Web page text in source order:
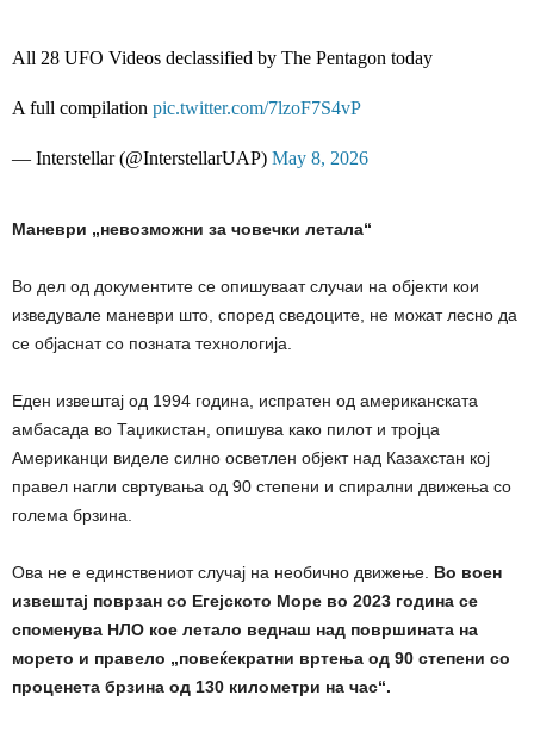
All 28 UFO Videos declassified by The Pentagon today
A full compilation pic.twitter.com/7lzoF7S4vP
— Interstellar (@InterstellarUAP) May 8, 2026
Маневри „невозможни за човечки летала“
Во дел од документите се опишуваат случаи на објекти кои
изведувале маневри што, според сведоците, не можат лесно да
се објаснат со позната технологија.
Еден извештај од 1994 година, испратен од американската
амбасада во Таџикистан, опишува како пилот и тројца
Американци виделе силно осветлен објект над Казахстан кој
правел нагли свртувања од 90 степени и спирални движења со
голема брзина.
Ова не е единствениот случај на необично движење. Во воен
извештај поврзан со Егејското Море во 2023 година се
споменува НЛО кое летало веднаш над површината на
морето и правело „повеќекратни вртења од 90 степени со
проценета брзина од 130 километри на час“.